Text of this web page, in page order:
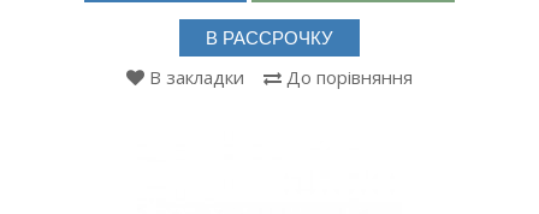
В РАССРОЧКУ
В закладки До порівняння